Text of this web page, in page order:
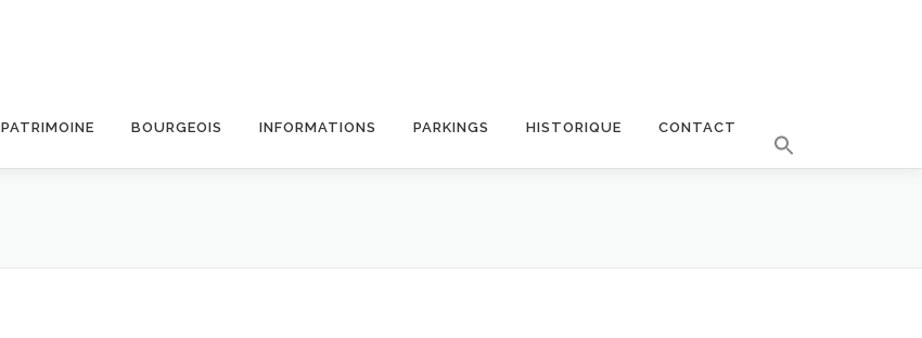
PATRIMOINE BOURGEOIS INFORMATIONS PARKINGS HISTORIQUE CONTACT